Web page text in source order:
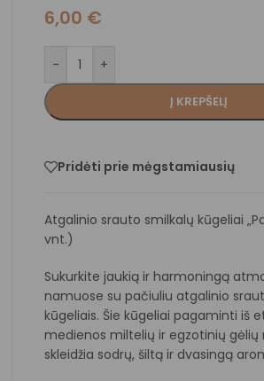
6,00 €
- +
Į KREPŠELĮ
Pridėti prie mėgstamiausių
Atgalinio srauto smilkalų kūgeliai
vnt.)
Sukurkite jaukią ir harmoningą
namuose su pačiuliu atgalinio
kūgeliais. Šie kūgeliai pagaminti iš
medienos miltelių ir egzotinių gėlių
skleidžia sodrų, šiltą ir dvasingą